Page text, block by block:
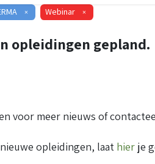
× Webinar ×
opleidingen gepland.
voor meer nieuws of
opleidingen, laat hier je